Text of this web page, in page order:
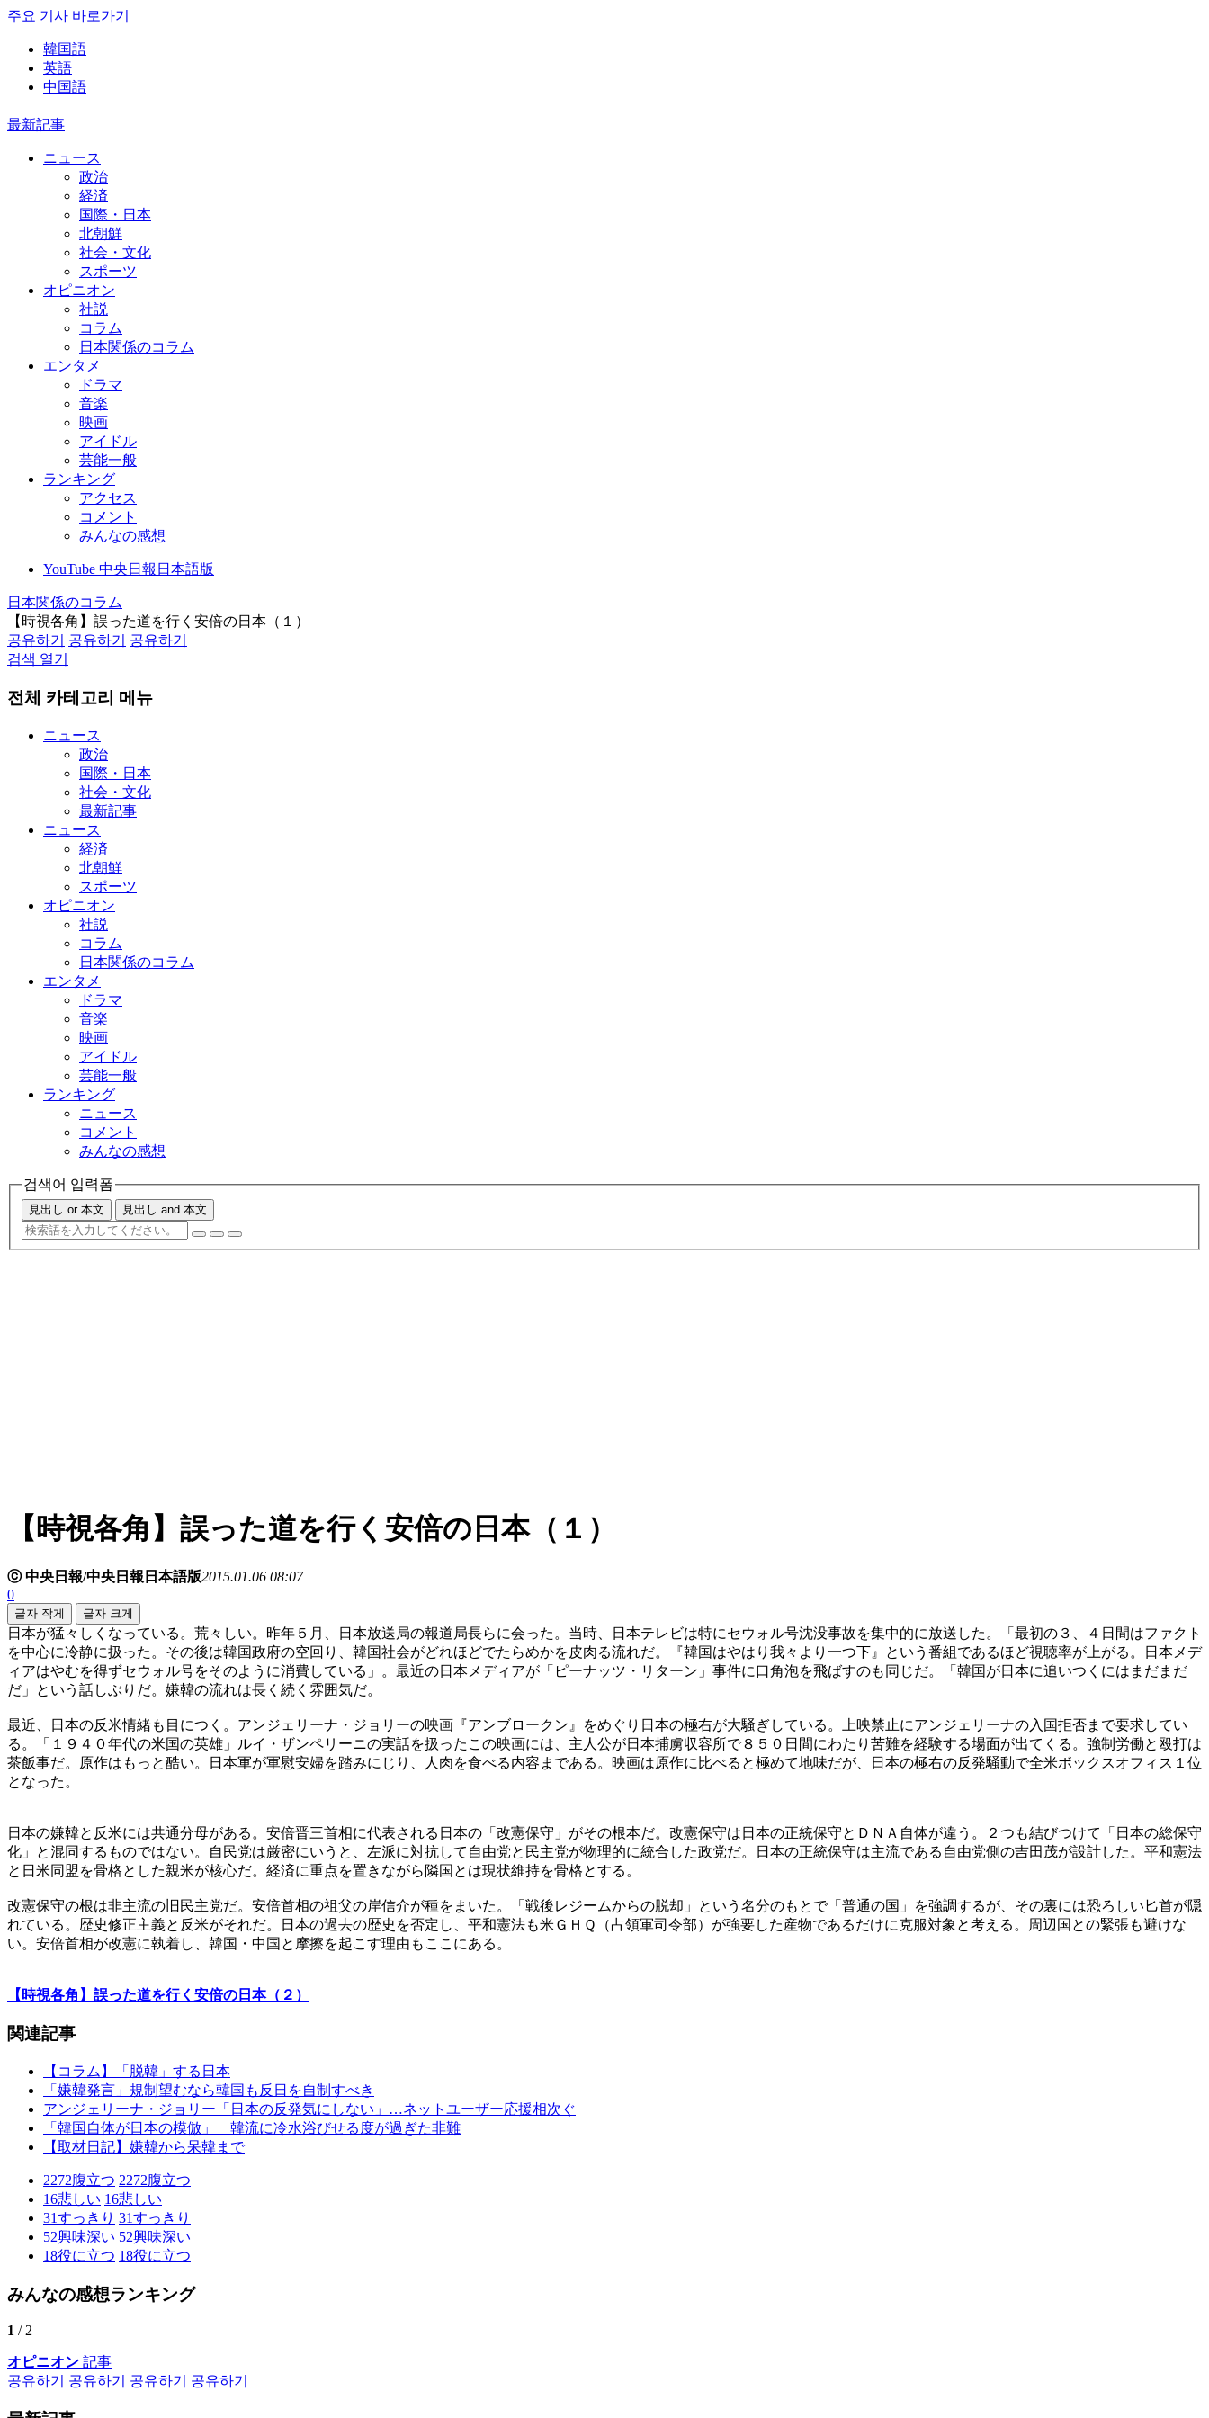
주요 기사 바로가기
韓国語
英語
中国語
最新記事
ニュース
政治
経済
国際・日本
北朝鮮
社会・文化
スポーツ
オピニオン
社説
コラム
日本関係のコラム
エンタメ
ドラマ
音楽
映画
アイドル
芸能一般
ランキング
アクセス
コメント
みんなの感想
YouTube 中央日報日本語版
日本関係のコラム
【時視各角】誤った道を行く安倍の日本（１）
공유하기
공유하기
공유하기
검색 열기
전체 카테고리 메뉴
ニュース
政治
国際・日本
社会・文化
最新記事
ニュース
経済
北朝鮮
スポーツ
オピニオン
社説
コラム
日本関係のコラム
エンタメ
ドラマ
音楽
映画
アイドル
芸能一般
ランキング
ニュース
コメント
みんなの感想
검색어 입력폼
見出し or 本文 見出し and 本文
【時視各角】誤った道を行く安倍の日本（１）
ⓒ 中央日報/中央日報日本語版2015.01.06 08:07
0
글자 작게 글자 크게
日本が猛々しくなっている。荒々しい。昨年５月、日本放送局の報道局長らに会った。当時、日本テレビは特にセウォル号沈没事故を集中的に放送した。「最初の３、４日間はファクト
を中心に冷静に扱った。その後は韓国政府の空回り、韓国社会がどれほどでたらめかを皮肉る流れだ。『韓国はやはり我々より一つ下』という番組であるほど視聴率が上がる。日本メデ
ィアはやむを得ずセウォル号をそのように消費している」。最近の日本メディアが「ピーナッツ・リターン」事件に口角泡を飛ばすのも同じだ。「韓国が日本に追いつくにはまだまだ
だ」という話しぶりだ。嫌韓の流れは長く続く雰囲気だ。
最近、日本の反米情緒も目につく。アンジェリーナ・ジョリーの映画『アンブロークン』をめぐり日本の極右が大騒ぎしている。上映禁止にアンジェリーナの入国拒否まで要求してい
る。「１９４０年代の米国の英雄」ルイ・ザンペリーニの実話を扱ったこの映画には、主人公が日本捕虜収容所で８５０日間にわたり苦難を経験する場面が出てくる。強制労働と殴打は
茶飯事だ。原作はもっと酷い。日本軍が軍慰安婦を踏みにじり、人肉を食べる内容まである。映画は原作に比べると極めて地味だが、日本の極右の反発騒動で全米ボックスオフィス１位
となった。
日本の嫌韓と反米には共通分母がある。安倍晋三首相に代表される日本の「改憲保守」がその根本だ。改憲保守は日本の正統保守とＤＮＡ自体が違う。２つも結びつけて「日本の総保守
化」と混同するものではない。自民党は厳密にいうと、左派に対抗して自由党と民主党が物理的に統合した政党だ。日本の正統保守は主流である自由党側の吉田茂が設計した。平和憲法
と日米同盟を骨格とした親米が核心だ。経済に重点を置きながら隣国とは現状維持を骨格とする。
改憲保守の根は非主流の旧民主党だ。安倍首相の祖父の岸信介が種をまいた。「戦後レジームからの脱却」という名分のもとで「普通の国」を強調するが、その裏には恐ろしい匕首が隠
れている。歴史修正主義と反米がそれだ。日本の過去の歴史を否定し、平和憲法も米ＧＨＱ（占領軍司令部）が強要した産物であるだけに克服対象と考える。周辺国との緊張も避けな
い。安倍首相が改憲に執着し、韓国・中国と摩擦を起こす理由もここにある。
【時視各角】誤った道を行く安倍の日本（２）
関連記事
【コラム】「脱韓」する日本
「嫌韓発言」規制望むなら韓国も反日を自制すべき
アンジェリーナ・ジョリー「日本の反発気にしない」…ネットユーザー応援相次ぐ
「韓国自体が日本の模倣」 韓流に冷水浴びせる度が過ぎた非難
【取材日記】嫌韓から呆韓まで
2272腹立つ 2272腹立つ
16悲しい 16悲しい
31すっきり 31すっきり
52興味深い 52興味深い
18役に立つ 18役に立つ
みんなの感想ランキング
1 / 2
オピニオン 記事
공유하기
공유하기 공유하기 공유하기